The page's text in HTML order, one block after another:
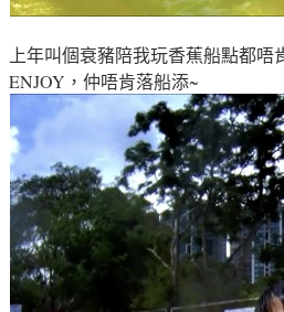
上年叫個衰豬陪我玩香蕉船點都
ENJOY ，仲唔肯落船添~